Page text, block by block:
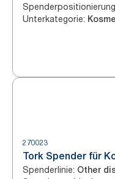
Spenderpositionierung
Unterkategorie:
270023
Tork Spender für
Spenderlinie: Other